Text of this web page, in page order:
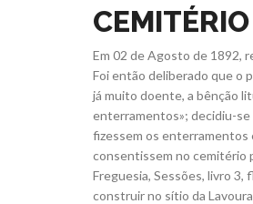
Em 02 de Agosto de 1892,
Foi então deliberado que o
já muito doente, a bênção
enterramentos»; decidiu-se
fizessem os enterramentos
consentissem no cemitério
Freguesia, Sessões, livro 3,
construir no sítio da